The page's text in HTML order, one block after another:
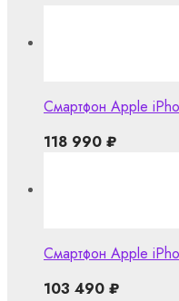
Смартфон Apple
118 990 ₽
Смартфон Apple
103 490 ₽